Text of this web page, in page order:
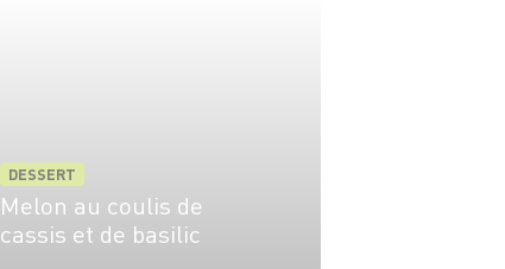
DESSERT
Melon au coulis de
cassis et de basilic